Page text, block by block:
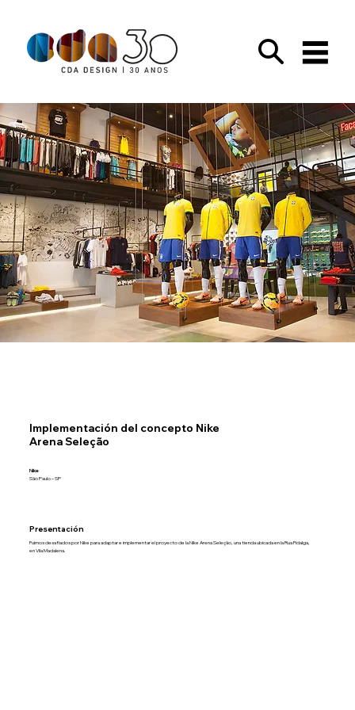
Implementación del concepto Nike
Arena Seleção
Nike
São Paulo – SP
Presentación
Fuimos desafiados por Nike para adaptar e implementar el proyecto de la Nike Arena Seleção, una tienda ubicada en la Rua Fidalga,
en Vila Madalena.